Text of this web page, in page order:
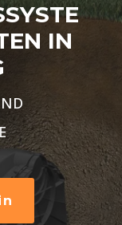
IN